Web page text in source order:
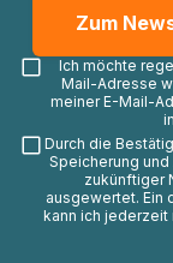
Ich möchte
Mail-Adresse
meiner E-Mail-
Durch die
Speicherung
zukünftiger
ausgewertet. Ein
kann ich jederzeit